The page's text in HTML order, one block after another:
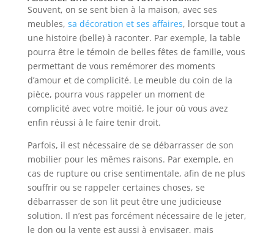
Souvent, on se sent bien à la maison, avec ses
meubles, sa décoration et ses affaires, lorsque tout a
une histoire (belle) à raconter. Par exemple, la table
pourra être le témoin de belles fêtes de famille, vous
permettant de vous remémorer des moments
d’amour et de complicité. Le meuble du coin de la
pièce, pourra vous rappeler un moment de
complicité avec votre moitié, le jour où vous avez
enfin réussi à le faire tenir droit.
Parfois, il est nécessaire de se débarrasser de son
mobilier pour les mêmes raisons. Par exemple, en
cas de rupture ou crise sentimentale, afin de ne plus
souffrir ou se rappeler certaines choses, se
débarrasser de son lit peut être une judicieuse
solution. Il n’est pas forcément nécessaire de le jeter,
le don ou la vente est aussi à envisager, mais